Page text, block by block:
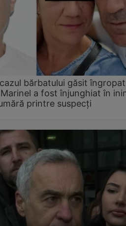
bărbatului găsit
a fost înjunghiat în
printre suspecți